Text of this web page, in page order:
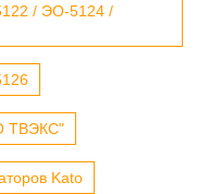
/ ЭО-5124 /
ТВЭКС"
Kato